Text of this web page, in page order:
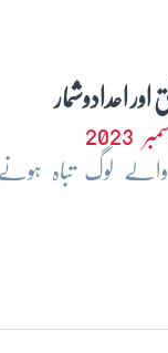
اعدادوشمار
2023
لوگ تباہ ہونے